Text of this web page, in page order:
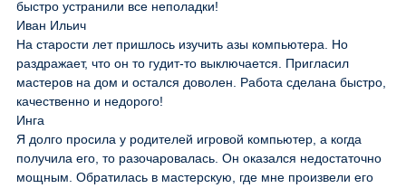
быстро устранили все неполадки!
Иван Ильич
На старости лет пришлось изучить азы компьютера. Но
раздражает, что он то гудит-то выключается. Пригласил
мастеров на дом и остался доволен. Работа сделана быстро,
качественно и недорого!
Инга
Я долго просила у родителей игровой компьютер, а когда
получила его, то разочаровалась. Он оказался недостаточно
мощным. Обратилась в мастерскую, где мне произвели его